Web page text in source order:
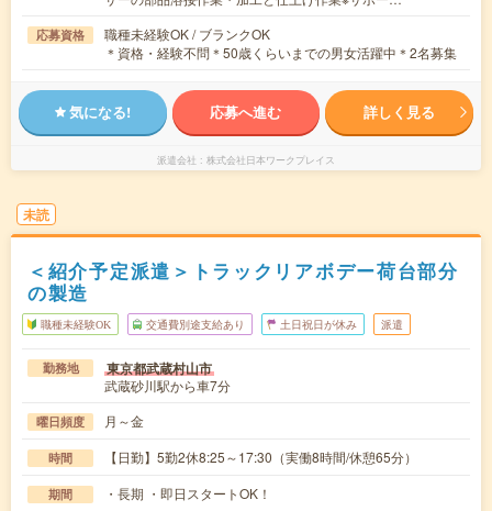
応募資格
職種未経験OK / ブランクOK
＊資格・経験不問＊50歳くらいまでの男女活躍中＊2名募集
気になる! 応募へ進む 詳しく見る
派遣会社 株式会社日本ワークプレイス
未読
＜紹介予定派遣＞トラックリアボデー荷台部分
の製造
職種未経験OK 交通費別途支給あり 土日祝日が休み 派遣
勤務地 東京都武蔵村山市
武蔵砂川駅から車7分
曜日頻度 月～金
時間 【日勤】5勤2休8:25～17:30（実働8時間/休憩65分）
期間 ・長期 ・即日スタートOK！